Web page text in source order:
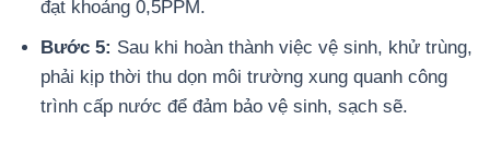
đạt khoảng 0,5PPM.
Bước 5: Sau khi hoàn thành việc vệ sinh, khử trùng,
phải kịp thời thu dọn môi trường xung quanh công
trình cấp nước để đảm bảo vệ sinh, sạch sẽ.